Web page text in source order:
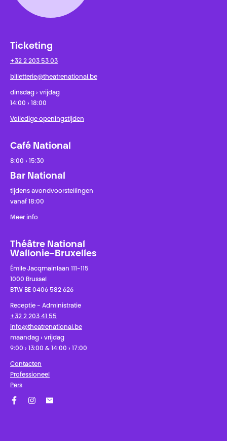
Ticketing
+32 2 203 53 03
billetterie@theatrenational.be
dinsdag › vrijdag
14:00 › 18:00
Volledige openingstijden
Café National
8:00 › 15:30
Bar National
tijdens avondvoorstellingen
vanaf 18:00
Meer info
Théâtre National
Wallonie-Bruxelles
Émile Jacqmainlaan 111-115
1000 Brussel
BTW BE 0406 582 626
Receptie - Administratie
+32 2 203 41 55
info@theatrenational.be
maandag › vrijdag
9:00 › 13:00 & 14:00 › 17:00
Contacten
Professioneel
Pers